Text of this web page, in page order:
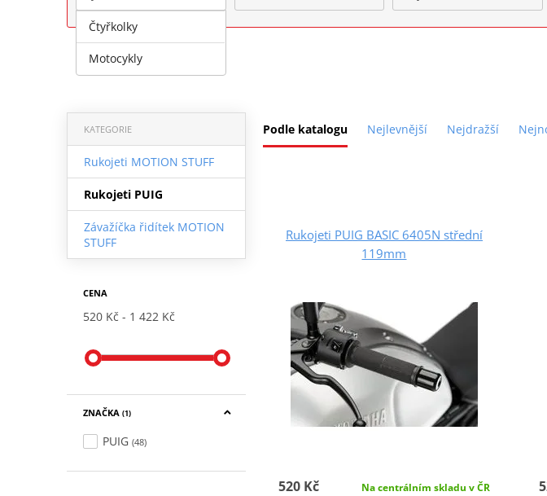
Podle katalogu Nejlevnější Nejdražší
KATEGORIE
Rukojeti MOTION STUFF
Rukojeti PUIG
Závažíčka řidítek MOTION
STUFF
CENA
520 Kč 1 422 Kč
ZNAČKA (1)
PUIG (48)
Rukojeti PUIG BASIC 6405N střední
119mm
520 Kč Na centrálním skladu v ČR
Čtyřkolky
Motocykly